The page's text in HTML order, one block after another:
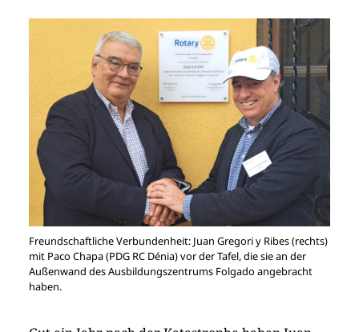
Freundschaftliche Verbundenheit: Juan Gregori y Ribes (rechts)
mit Paco Chapa (PDG RC Dénia) vor der Tafel, die sie an der
Außenwand des Ausbildungszentrums Folgado angebracht
haben.